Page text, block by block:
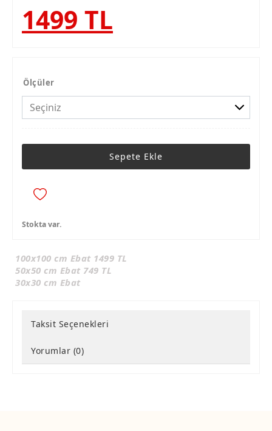
1499 TL
Ölçüler
Sepete Ekle
Stokta var.
100x100 cm Ebat 1499 TL
50x50 cm Ebat 749 TL
30x30 cm Ebat
Taksit Seçenekleri
Yorumlar (0)